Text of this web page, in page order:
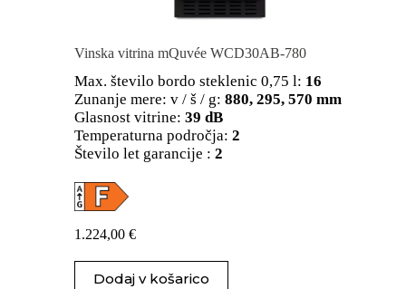
Vinska vitrina mQuvée WCD30AB-780
Max. število bordo steklenic 0,75 l: 16
Zunanje mere: v / š / g: 880, 295, 570 mm
Glasnost vitrine: 39 dB
Temperaturna področja: 2
Število let garancije : 2
1.224,00 €
Dodaj v košarico